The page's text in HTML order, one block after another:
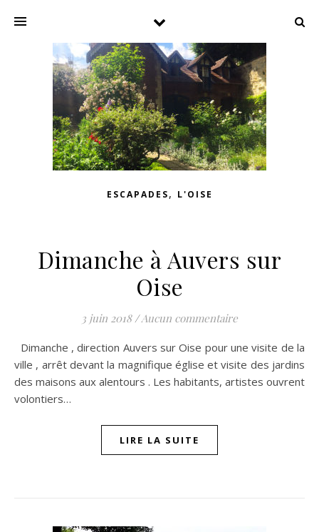
ESCAPADES, L'OISE
Dimanche à Auvers sur
Oise
3 juin 2018 /Aucun commentaire
Dimanche , direction Auvers sur Oise pour une visite de la
ville , arrêt devant la magnifique église et visite des jardins
des maisons aux alentours . Les habitants, artistes ouvrent
volontiers…
LIRE LA SUITE